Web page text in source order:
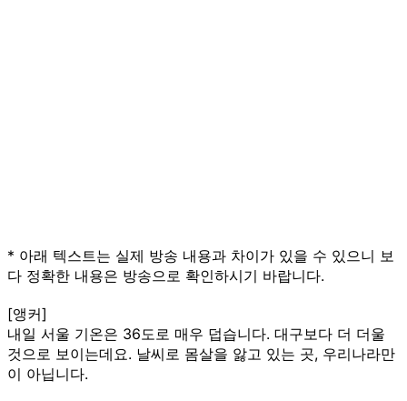
* 아래 텍스트는 실제 방송 내용과 차이가 있을 수 있으니 보
다 정확한 내용은 방송으로 확인하시기 바랍니다.
[앵커]
내일 서울 기온은 36도로 매우 덥습니다. 대구보다 더 더울
것으로 보이는데요. 날씨로 몸살을 앓고 있는 곳, 우리나라만
이 아닙니다.